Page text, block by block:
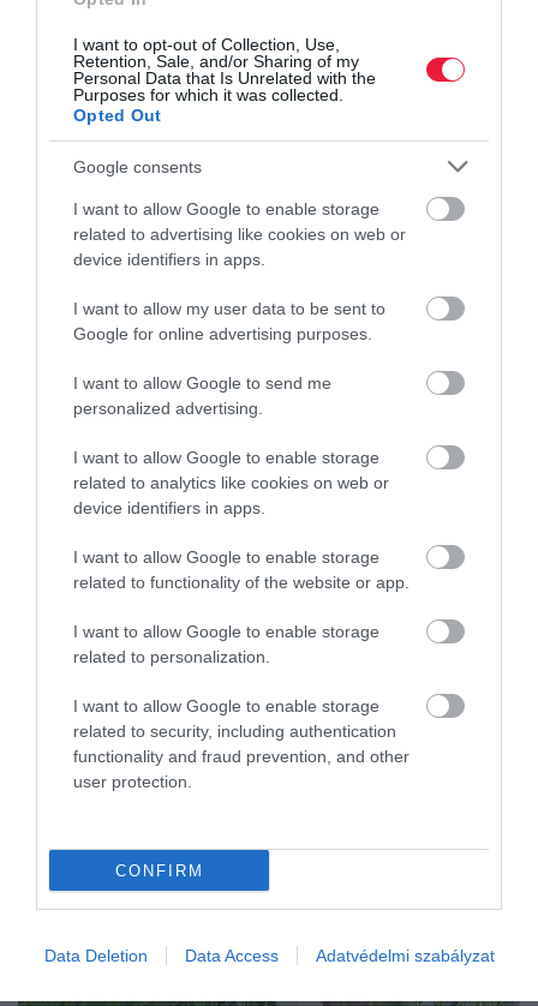
I want to opt-out of Collection, Use,
Retention, Sale, and/or Sharing of my
Personal Data that Is Unrelated with the
Purposes for which it was collected.
Opted Out
Google consents
I want to allow Google to enable storage
related to advertising like cookies on web or
device identifiers in apps.
I want to allow my user data to be sent to
Google for online advertising purposes.
I want to allow Google to send me
personalized advertising.
I want to allow Google to enable storage
related to analytics like cookies on web or
device identifiers in apps.
I want to allow Google to enable storage
related to functionality of the website or app.
I want to allow Google to enable storage
related to personalization.
I want to allow Google to enable storage
related to security, including authentication
functionality and fraud prevention, and other
user protection.
CONFIRM
Data Deletion Data Access Adatvédelmi szabályzat
Bizonyos esetekben vadászható lett több védett
Több védett magyarországi vadállat vadászatát is lehetővé tette a
napokban az Agrárminisztérium. Bizonyos esetekben kilőhető
például a hattyú, a hód vagy a kárókatona is.